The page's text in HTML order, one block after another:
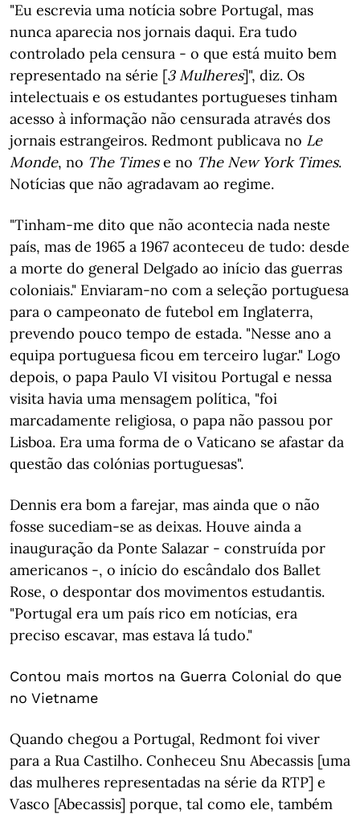
"Eu escrevia uma notícia sobre Portugal, mas
nunca aparecia nos jornais daqui. Era tudo
controlado pela censura - o que está muito bem
representado na série [3 Mulheres]", diz. Os
intelectuais e os estudantes portugueses tinham
acesso à informação não censurada através dos
jornais estrangeiros. Redmont publicava no Le
Monde, no The Timese no The New York Times.
Notícias que não agradavam ao regime.
"Tinham-me dito que não acontecia nada neste
país, mas de 1965 a 1967 aconteceu de tudo: desde
a morte do general Delgado ao início das guerras
coloniais." Enviaram-no com a seleção portuguesa
para o campeonato de futebol em Inglaterra,
prevendo pouco tempo de estada. "Nesse ano a
equipa portuguesa ficou em terceiro lugar." Logo
depois, o papa Paulo VI visitou Portugal e nessa
visita havia uma mensagem política, "foi
marcadamente religiosa, o papa não passou por
Lisboa. Era uma forma de o Vaticano se afastar da
questão das colónias portuguesas".
Dennis era bom a farejar, mas ainda que o não
fosse sucediam-se as deixas. Houve ainda a
inauguração da Ponte Salazar - construída por
americanos -, o início do escândalo dos Ballet
Rose, o despontar dos movimentos estudantis.
"Portugal era um país rico em notícias, era
preciso escavar, mas estava lá tudo."
Contou mais mortos na Guerra Colonial do que
no Vietname
Quando chegou a Portugal, Redmont foi viver
para a Rua Castilho. Conheceu Snu Abecassis [uma
das mulheres representadas na série da RTP] e
Vasco [Abecassis] porque, tal como ele, também